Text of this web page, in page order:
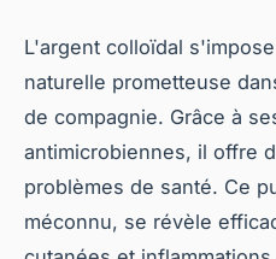
L'argent colloïdal
naturelle prometteuse
de compagnie. Grâce à
antimicrobiennes, il offre
problèmes de santé. Ce
méconnu, se révèle